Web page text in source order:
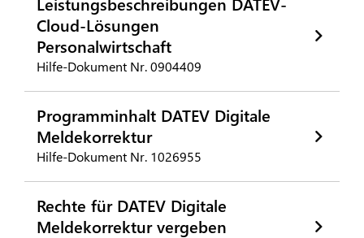
Cloud-Lösungen
Personalwirtschaft
Hilfe-Dokument Nr. 0904409
Programminhalt DATEV Digitale
Meldekorrektur
Hilfe-Dokument Nr. 1026955
Rechte für DATEV Digitale
Meldekorrektur vergeben